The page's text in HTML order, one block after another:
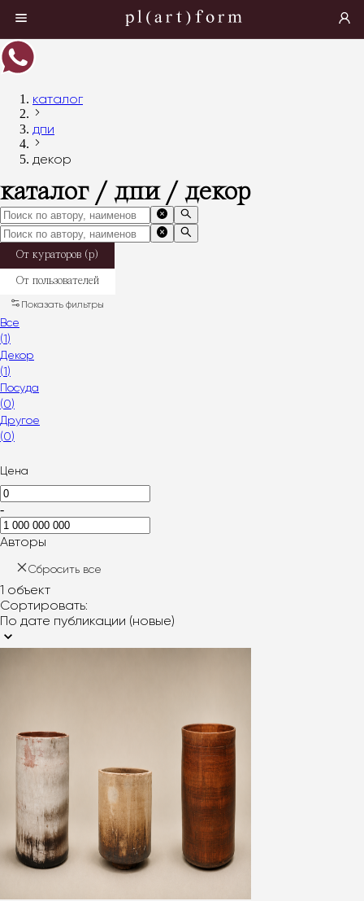
каталог
дпи
декор
каталог / дпи / декор
От кураторов (p)
От пользователей
Показать фильтры
Все
(1)
Декор
(1)
Посуда
(0)
Другое
(0)
Цена
-
Авторы
Сбросить все
1 объект
Сортировать:
По дате публикации (новые)